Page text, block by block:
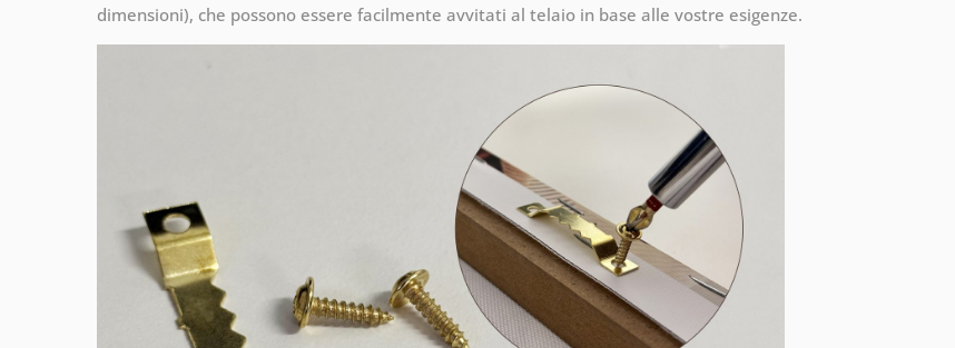
dimensioni), che possono essere facilmente avvitati al telaio in base alle vostre esigenze.